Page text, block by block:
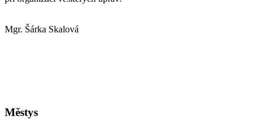
Mgr. Šárka Skalová
Městys